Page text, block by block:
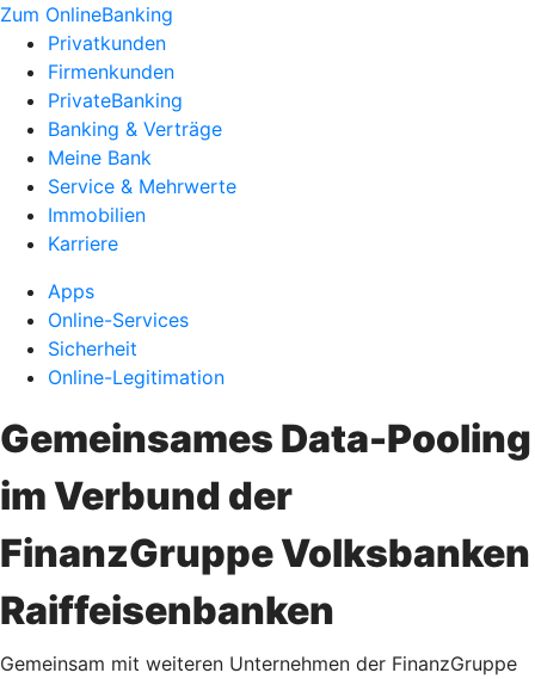
Zum OnlineBanking
Privatkunden
Firmenkunden
PrivateBanking
Banking & Verträge
Meine Bank
Service & Mehrwerte
Immobilien
Karriere
Apps
Online-Services
Sicherheit
Online-Legitimation
Gemeinsames Data-Pooling
im Verbund der
FinanzGruppe Volksbanken
Raiffeisenbanken
Gemeinsam mit weiteren Unternehmen der FinanzGruppe